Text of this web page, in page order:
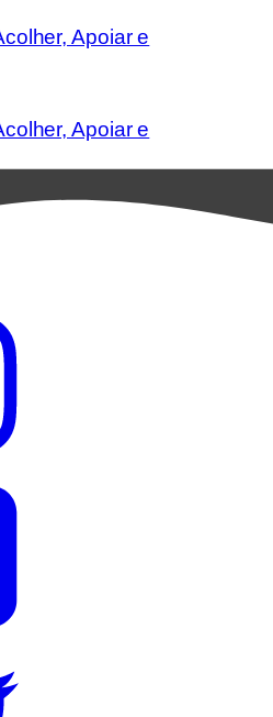
Apoiar e
Apoiar e